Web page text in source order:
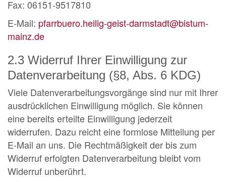
Fax: 06151-9517810
E-Mail: pfarrbuero.heilig-geist-darmstadt@bistum-
mainz.de
2.3 Widerruf Ihrer Einwilligung zur
Datenverarbeitung (§8, Abs. 6 KDG)
Viele Datenverarbeitungsvorgänge sind nur mit Ihrer
ausdrücklichen Einwilligung möglich. Sie können
eine bereits erteilte Einwilligung jederzeit
widerrufen. Dazu reicht eine formlose Mitteilung per
E-Mail an uns. Die Rechtmäßigkeit der bis zum
Widerruf erfolgten Datenverarbeitung bleibt vom
Widerruf unberührt.